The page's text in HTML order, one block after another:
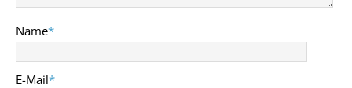
Name*
E-Mail*